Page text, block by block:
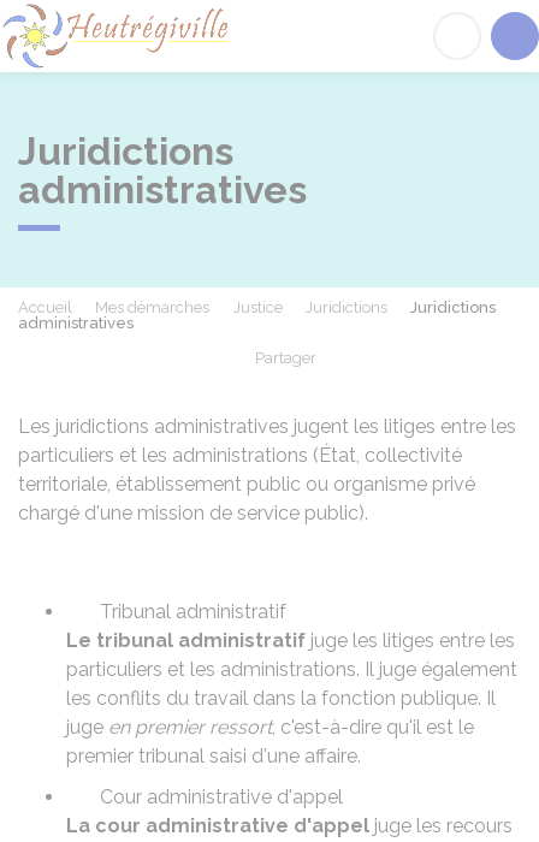
Juridictions
administratives
Accueil Mes démarches Justice Juridictions
Juridictions
administratives
Partager
Les juridictions administratives jugent les litiges entre les
particuliers et les administrations (État, collectivité
territoriale, établissement public ou organisme privé
chargé d'une mission de service public).
Tribunal administratif
Le tribunal administratif juge les litiges entre les
particuliers et les administrations. Il juge également
les conflits du travail dans la fonction publique. Il
juge en premier ressort, c'est-à-dire qu'il est le
premier tribunal saisi d'une affaire.
Cour administrative d'appel
La cour administrative d'appel juge les recours